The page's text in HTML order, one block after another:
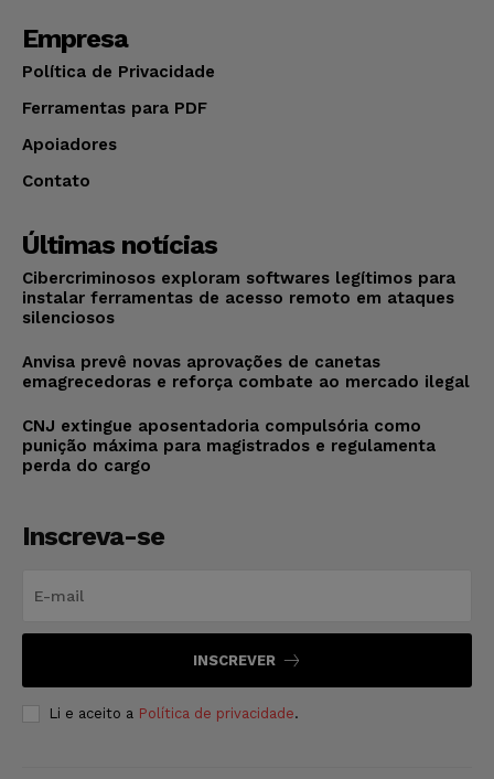
Empresa
Política de Privacidade
Ferramentas para PDF
Apoiadores
Contato
Últimas notícias
Cibercriminosos exploram softwares legítimos para
instalar ferramentas de acesso remoto em ataques
silenciosos
Anvisa prevê novas aprovações de canetas
emagrecedoras e reforça combate ao mercado ilegal
CNJ extingue aposentadoria compulsória como
punição máxima para magistrados e regulamenta
perda do cargo
Inscreva-se
INSCREVER
Li e aceito a Política de privacidade.